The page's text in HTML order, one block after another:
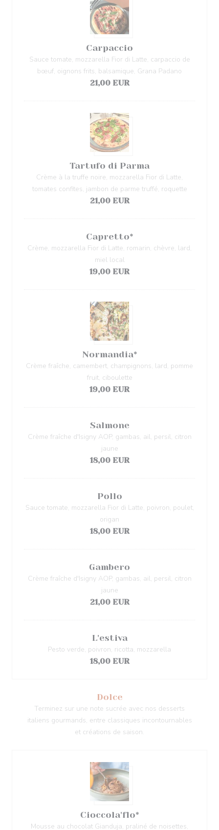
Carpaccio
Sauce tomate, mozzarella Fior di Latte, carpaccio de
bœuf, oignons frits, balsamique, Grana Padano
21,00 EUR
Tartufo di Parma
Crème à la truffe noire, mozzarella Fior di Latte,
tomates confites, jambon de parme truffé, roquette
21,00 EUR
Capretto*
Crème, mozzarella Fior di Latte, romarin, chèvre, lard,
miel local
19,00 EUR
Normandia*
Crème fraîche, camembert, champignons, lard, pomme
fruit, ciboulette
19,00 EUR
Salmone
Crème fraîche d'Isigny AOP, gambas, ail, persil, citron
jaune
18,00 EUR
Pollo
Sauce tomate, mozzarella Fior di Latte, poivron, poulet,
origan
18,00 EUR
Gambero
Crème fraîche d'Isigny AOP, gambas, ail, persil, citron
jaune
21,00 EUR
L'estiva
Pesto verde, poivron, ricotta, mozzarella
18,00 EUR
Dolce
Terminez sur une note sucrée avec nos desserts
italiens gourmands, entre classiques incontournables
et créations de saison.
Cioccola'flo*
Mousse au chocolat Gianduja, praliné de noisettes,